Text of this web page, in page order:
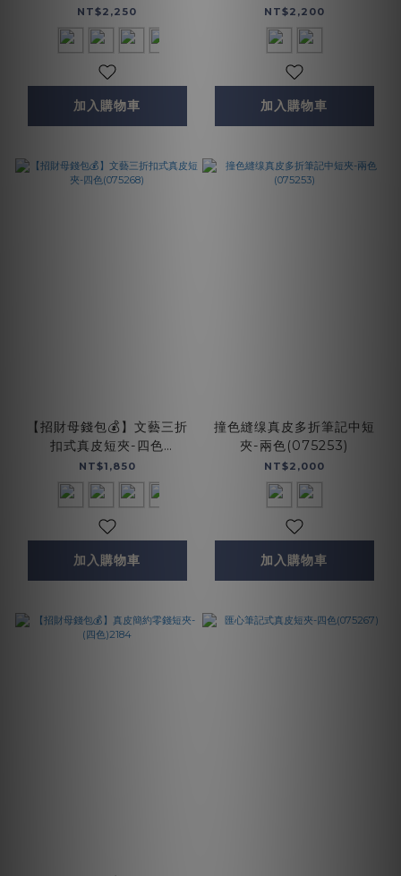
NT$2,250
加入購物車
(071741)
NT$2,200
加入購物車
【招財母錢包💰】文藝三折
扣式真皮短夾-四色
(075268)
NT$1,850
加入購物車
撞色縫缐真皮多折筆記中短
夾-兩色(075253)
NT$2,000
加入購物車